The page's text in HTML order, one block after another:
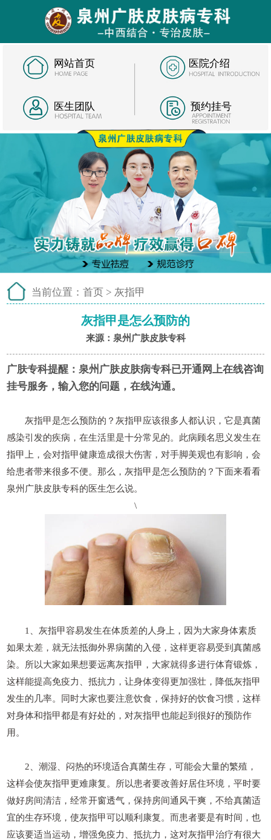
网站首页 医院介绍
医生团队 预约挂号
当前位置： 首页 > 灰指甲
灰指甲是怎么预防的
来源：泉州广肤皮肤专科
广肤专科提醒： 泉州广肤皮肤病专科已开通网上在线咨询
挂号服务，输入您的问题，在线沟通。
灰指甲是怎么预防的？灰指甲应该很多人都认识，它是真菌
感染引发的疾病，在生活里是十分常见的。此病顾名思义发生在
指甲上，会对指甲健康造成很大伤害，对手脚美观也有影响，会
给患者带来很多不便。那么，灰指甲是怎么预防的？下面来看看
泉州广肤皮肤专科的医生怎么说。
\
1、灰指甲容易发生在体质差的人身上，因为大家身体素质
如果太差，就无法抵御外界病菌的入侵，这样更容易受到真菌感
染。所以大家如果想要远离灰指甲，大家就得多进行体育锻炼，
这样能提高免疫力、抵抗力，让身体变得更加强壮，降低灰指甲
发生的几率。同时大家也要注意饮食，保持好的饮食习惯，这样
对身体和指甲都是有好处的，对灰指甲也能起到很好的预防作
用。
2、潮湿、闷热的环境适合真菌生存，可能会大量的繁殖，
这样会使灰指甲更难康复。所以患者要改善好居住环境，平时要
做好房间清洁，经常开窗透气，保持房间通风干爽，不给真菌适
宜的生存环境，使灰指甲可以顺利康复。而患者要是有时间，也
应该要适当运动，增强免疫力、抵抗力，这对灰指甲治疗有很大